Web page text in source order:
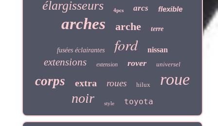
élargisseurs 4pcs arcs flexible
arches arche terre
fusées éclairantes ford nissan
extensions extension rover universel
corps extra roues hilux roue
noir style toyota